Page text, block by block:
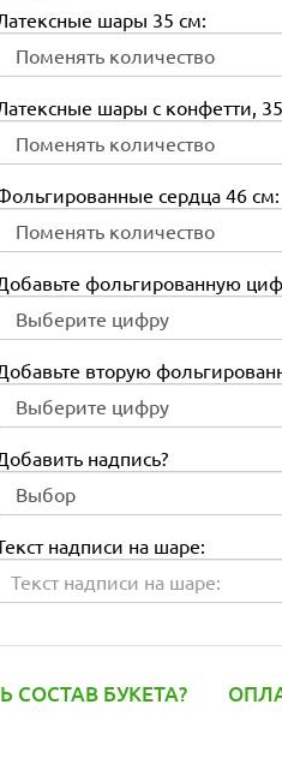
шары 35 см:
шары с конфетти,
сердца 46 см:
фольгированную
вторую
надпись?
надписи на шаре:
СОСТАВ БУКЕТА?